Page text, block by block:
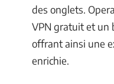
des onglets.
VPN gratuit et un
offrant ainsi une
enrichie.